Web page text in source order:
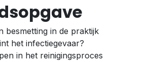
besmetting in de praktijk
het infectiegevaar?
in het reinigingsproces